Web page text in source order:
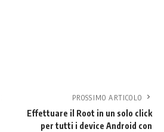
PROSSIMO ARTICOLO
Effettuare il Root in un solo click
per tutti i device Android con